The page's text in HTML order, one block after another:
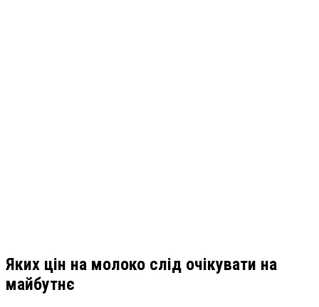
Яких цін на молоко слід очікувати на
майбутнє